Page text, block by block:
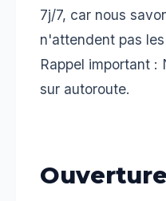
7j/7, car nous
n'attendent pas
Rappel important :
sur autoroute.